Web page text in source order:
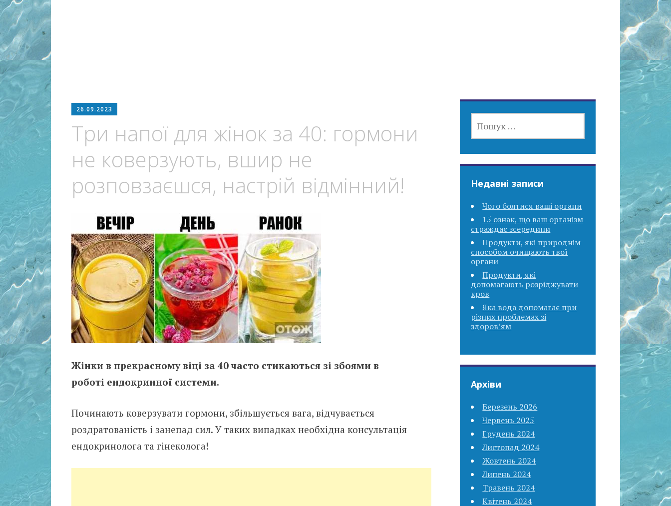
26.09.2023
Три напої для жінок за 40: гормони
не коверзують, вшир не
розповзаєшся, настрій відмінний!
Жінки в прекрасному віці за 40 часто стикаються зі збоями в
роботі ендокринної системи.
Починають коверзувати гормони, збільшується вага, відчувається
роздратованість і занепад сил. У таких випадках необхідна консультація
ендокринолога та гінеколога!
Недавні записи
Чого боятися ваші органи
15 ознак, що ваш організм
страждає зсередини
Продукти, які природнім
способом очищають твої
органи
Продукти, які
допомагають розріджувати
кров
Яка вода допомагає при
різних проблемах зі
здоров’ям
Архіви
Березень 2026
Червень 2025
Грудень 2024
Листопад 2024
Жовтень 2024
Липень 2024
Травень 2024
Квітень 2024